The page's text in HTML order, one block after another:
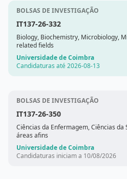
BOLSAS DE INVESTIGAÇÃO
IT137-26-332
Biology, Biochemistry, Microbiology,
related fields
Universidade de Coimbra
Candidaturas até 2026-08-13
BOLSAS DE INVESTIGAÇÃO
IT137-26-350
Ciências da Enfermagem, Ciências da
áreas afins
Universidade de Coimbra
Candidaturas iniciam a 10/08/2026